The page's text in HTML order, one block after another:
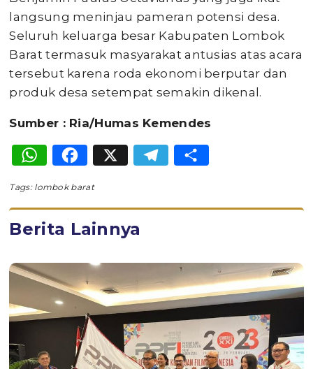
langsung meninjau pameran potensi desa.
Seluruh keluarga besar Kabupaten Lombok
Barat termasuk masyarakat antusias atas acara
tersebut karena roda ekonomi berputar dan
produk desa setempat semakin dikenal.
Sumber : Ria/Humas Kemendes
WhatsApp
Facebook
X Telegram
Tags: lombok barat
Berita Lainnya